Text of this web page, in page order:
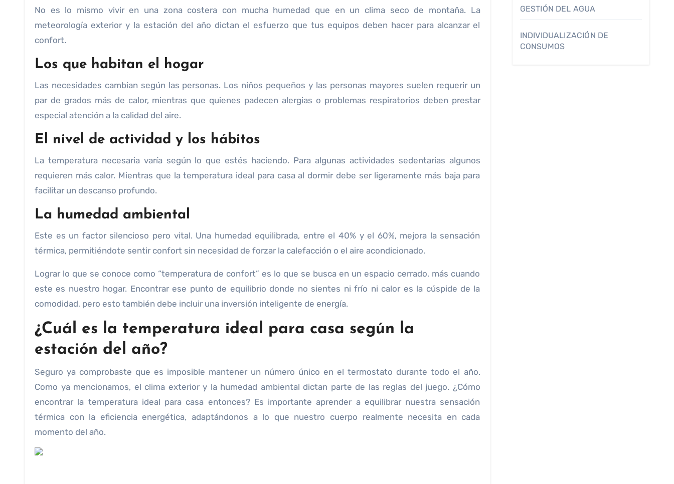
No es lo mismo vivir en una zona costera con mucha humedad que en un clima seco de montaña. La
meteorología exterior y la estación del año dictan el esfuerzo que tus equipos deben hacer para alcanzar el
confort.
Los que habitan el hogar
Las necesidades cambian según las personas. Los niños pequeños y las personas mayores suelen requerir un
par de grados más de calor, mientras que quienes padecen alergias o problemas respiratorios deben prestar
especial atención a la calidad del aire.
El nivel de actividad y los hábitos
La temperatura necesaria varía según lo que estés haciendo. Para algunas actividades sedentarias algunos
requieren más calor. Mientras que la temperatura ideal para casa al dormir debe ser ligeramente más baja para
facilitar un descanso profundo.
La humedad ambiental
Este es un factor silencioso pero vital. Una humedad equilibrada, entre el 40% y el 60%, mejora la sensación
térmica, permitiéndote sentir confort sin necesidad de forzar la calefacción o el aire acondicionado.
Lograr lo que se conoce como “temperatura de confort” es lo que se busca en un espacio cerrado, más cuando
este es nuestro hogar. Encontrar ese punto de equilibrio donde no sientes ni frío ni calor es la cúspide de la
comodidad, pero esto también debe incluir una inversión inteligente de energía.
¿Cuál es la temperatura ideal para casa según la
estación del año?
Seguro ya comprobaste que es imposible mantener un número único en el termostato durante todo el año.
Como ya mencionamos, el clima exterior y la humedad ambiental dictan parte de las reglas del juego. ¿Cómo
encontrar la temperatura ideal para casa entonces? Es importante aprender a equilibrar nuestra sensación
térmica con la eficiencia energética, adaptándonos a lo que nuestro cuerpo realmente necesita en cada
momento del año.
GESTIÓN DEL AGUA
INDIVIDUALIZACIÓN DE
CONSUMOS